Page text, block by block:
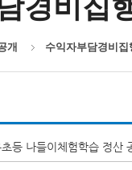
개 수익자부담경비집
경비집
등 나들이체험학습 정산